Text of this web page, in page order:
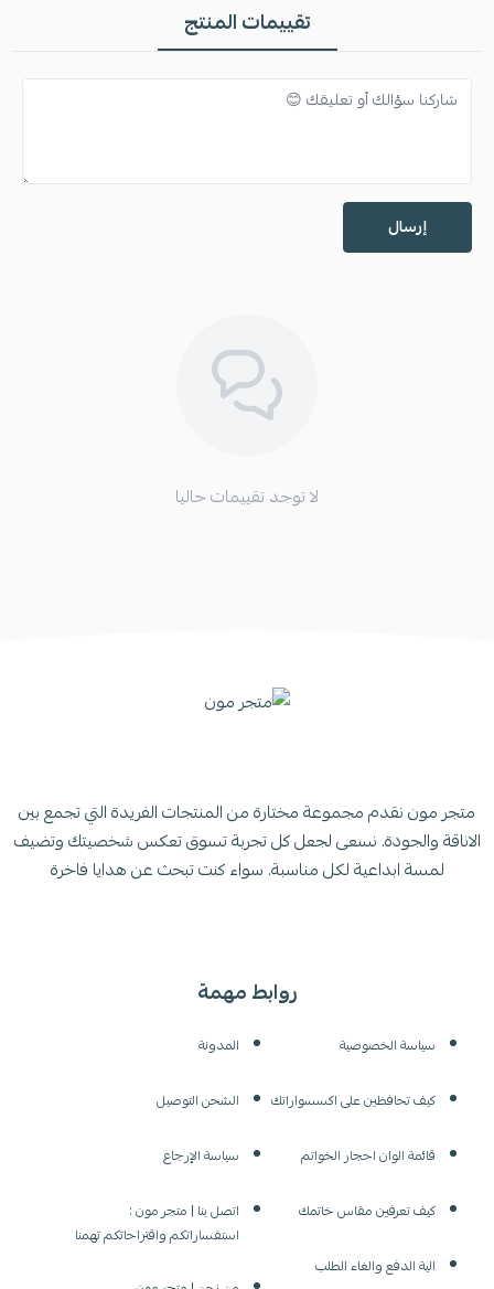
تقييمات المنتج
إرسال
لا توجد تقييمات حاليا
روابط مهمة
سياسة الخصوصية
كيف تحافظين على اكسسواراتك
قائمة الوان احجار الخواتم
كيف تعرفين مقاس خاتمك
الية الدفع والغاء الطلب
المدونة
الشحن التوصيل
سياسة الإرجاع
اتصل بنا | متجر مون :
استفساراتكم واقتراحاتكم تهمنا
متجر مون نقدم مجموعة مختارة من المنتجات الفريدة التي تجمع بين
الاناقة والجودة. نسعى لجعل كل تجربة تسوق تعكس شخصيتك وتضيف
لمسة ابداعية لكل مناسبة. سواء كنت تبحث عن هدايا فاخرة